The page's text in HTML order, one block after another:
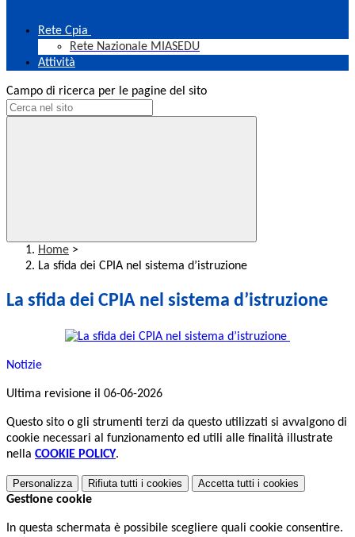
Rete Cpia
Rete Nazionale MIASEDU
Attività
Campo di ricerca per le pagine del sito
Home >
La sfida dei CPIA nel sistema d’istruzione
La sfida dei CPIA nel sistema d’istruzione
Notizie
Ultima revisione il 06-06-2026
Questo sito o gli strumenti terzi da questo utilizzati si avvalgono di
cookie necessari al funzionamento ed utili alle finalità illustrate
nella COOKIE POLICY.
Personalizza Rifiuta tutti i cookies Accetta tutti i cookies
Gestione cookie
In questa schermata è possibile scegliere quali cookie consentire.